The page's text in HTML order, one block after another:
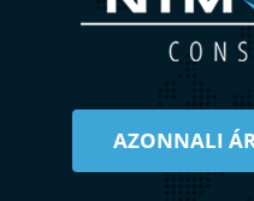
AZONNALI